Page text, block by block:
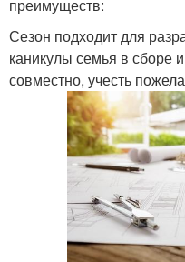
преимуществ:
Сезон подходит для
каникулы семья в сборе
совместно, учесть